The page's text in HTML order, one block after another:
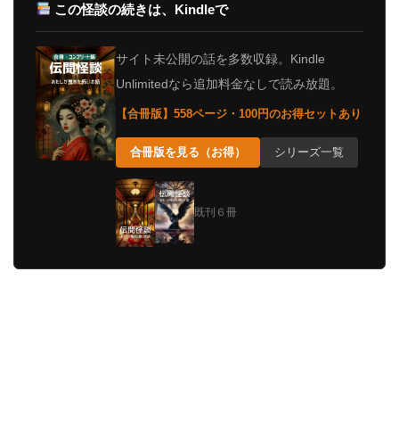
この怪談の続きは、Kindleで
サイト未公開の話を多数収録。Kindle
Unlimitedなら追加料金なしで読み放題。
【合冊版】558ページ・100円のお得セットあり
合冊版を見る（お得） シリーズ一覧
既刊６冊